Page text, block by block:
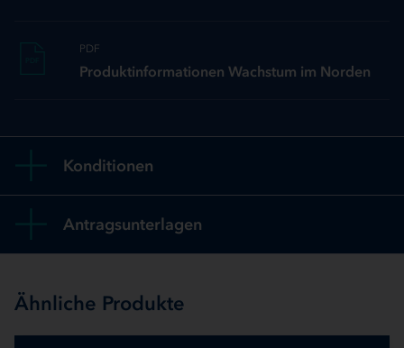
PDF
Produktinformationen Wachstum im Norden
Konditionen
Antragsunterlagen
Ähnliche Produkte